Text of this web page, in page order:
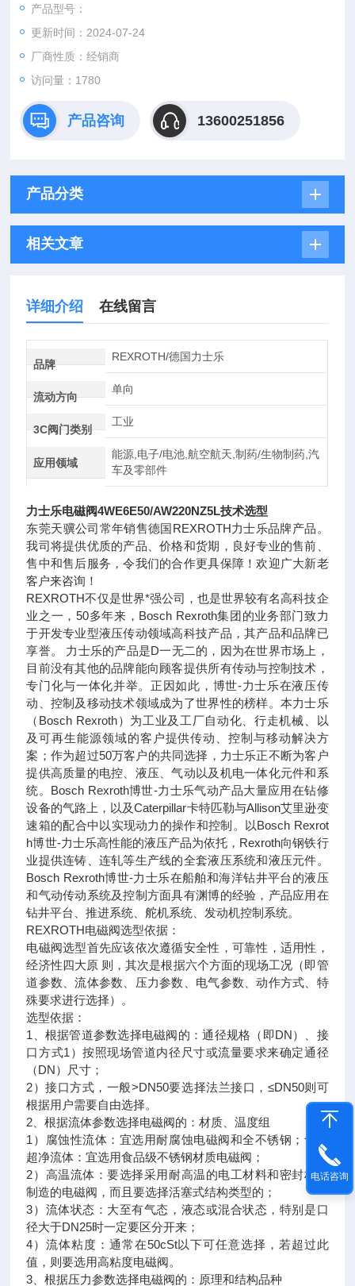
产品型号：
更新时间：2024-07-24
厂商性质：经销商
访问量：1780
产品咨询 13600251856
产品分类
相关文章
详细介绍 在线留言
品牌
REXROTH/德国力士乐
流动方向
单向
3C阀门类别
工业
应用领域
能源,电子/电池,航空航天,制药/生物制药,汽
车及零部件
力士乐电磁阀4WE6E50/AW220NZ5L技术选型
东莞天骥公司常年销售德国REXROTH力士乐品牌产品。
我司将提供优质的产品、价格和货期，良好专业的售前、
售中和售后服务，令我们的合作更具保障！欢迎广大新老
客户来咨询！
REXROTH不仅是世界*强公司，也是世界较有名高科技企
业之一，50多年来，Bosch Rexroth集团的业务部门致力
于开发专业型液压传动领域高科技产品，其产品和品牌已
享誉。 力士乐的产品是D一无二的，因为在世界市场上，
目前没有其他的品牌能向顾客提供所有传动与控制技术，
专门化与一体化并举。正因如此，博世-力士乐在液压传
动、控制及移动技术领域成为了世界性的榜样。本力士乐
（Bosch Rexroth）为工业及工厂自动化、行走机械、以
及可再生能源领域的客户提供传动、控制与移动解决方
案；作为超过50万客户的共同选择，力士乐正不断为客户
提供高质量的电控、液压、气动以及机电一体化元件和系
统。Bosch Rexroth博世-力士乐气动产品大量应用在钻修
设备的气路上，以及Caterpillar卡特匹勒与Allison艾里逊变
速箱的配合中以实现动力的操作和控制。以Bosch Rexrot
h博世-力士乐高性能的液压产品为依托，Rexroth向钢铁行
业提供连铸、连轧等生产线的全套液压系统和液压元件。
Bosch Rexroth博世-力士乐在船舶和海洋钻井平台的液压
和气动传动系统及控制方面具有渊博的经验，产品应用在
钻井平台、推进系统、舵机系统、发动机控制系统。
REXROTH电磁阀选型依据：
电磁阀选型首先应该依次遵循安全性，可靠性，适用性，
经济性四大原 则，其次是根据六个方面的现场工况（即管
道参数、流体参数、压力参数、电气参数、动作方式、特
殊要求进行选择）。
选型依据：
1、根据管道参数选择电磁阀的：通径规格（即DN）、接
口方式1）按照现场管道内径尺寸或流量要求来确定通径
（DN）尺寸；
2）接口方式，一般>DN50要选择法兰接口，≤DN50则可
根据用户需要自由选择。
2、根据流体参数选择电磁阀的：材质、温度组
1）腐蚀性流体：宜选用耐腐蚀电磁阀和全不锈钢；食用
超净流体：宜选用食品级不锈钢材质电磁阀；
2）高温流体：要选择采用耐高温的电工材料和密封材料
制造的电磁阀，而且要选择活塞式结构类型的；
3）流体状态：大至有气态，液态或混合状态，特别是口
径大于DN25时一定要区分开来；
4）流体粘度：通常在50cSt以下可任意选择，若超过此
值，则要选用高粘度电磁阀。
3、根据压力参数选择电磁阀的：原理和结构品种
电话咨询